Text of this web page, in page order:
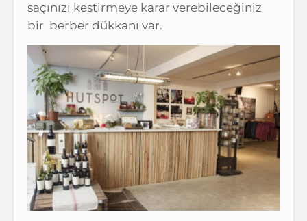
saçınızı kestirmeye karar verebileceğiniz
bir berber dükkanı var.